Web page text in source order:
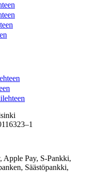
Apple Pay, S-Pankki,
Säästöpankki,